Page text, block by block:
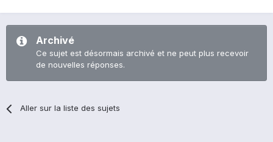
Archivé
Ce sujet est désormais archivé et ne peut plus recevoir
de nouvelles réponses.
Aller sur la liste des sujets